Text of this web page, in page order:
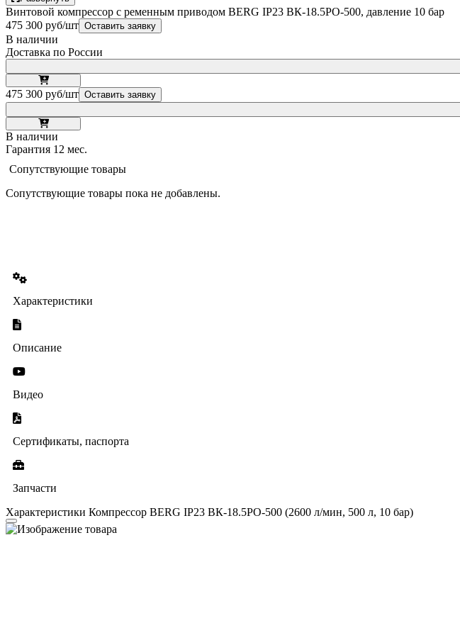
Винтовой компрессор с ременным приводом BERG IP23 ВК-18.5РО-500, давление 10 бар
475 300 руб/шт Оставить заявку
В наличии
Доставка по России
475 300 руб/шт Оставить заявку
В наличии
Гарантия 12 мес.
Сопутствующие товары
Сопутствующие товары пока не добавлены.
Характеристики
Описание
Видео
Сертификаты, паспорта
Запчасти
Характеристики Компрессор BERG IP23 ВК-18.5РО-500 (2600 л/мин, 500 л, 10 бар)